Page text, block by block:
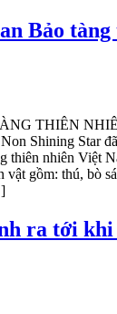
Bảo
THIÊN
Shining Star
thiên nhiên Việt
vật gồm: thú, bò
ra tới khi